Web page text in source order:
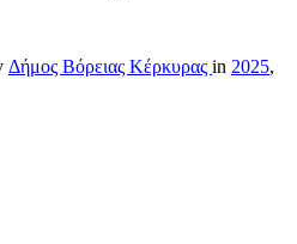
Δήμος Βόρειας Κέρκυρας in 2025,